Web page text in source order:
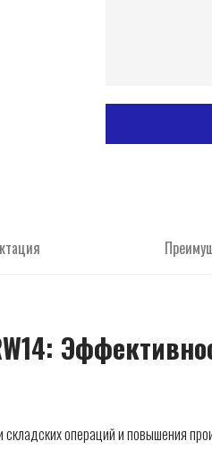
операций и повышения